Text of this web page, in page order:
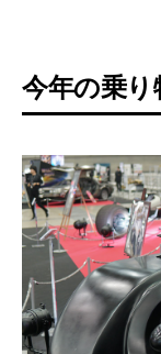
今年の乗り